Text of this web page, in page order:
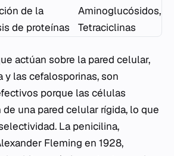
de la
de proteínas
Aminoglucósidos,
Tetraciclinas
actúan sobre la pared celular,
y las cefalosporinas, son
porque las células
una pared celular rígida, lo que
La penicilina,
Fleming en 1928,